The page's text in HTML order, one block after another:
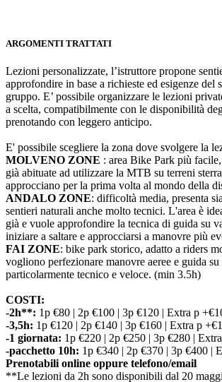
ARGOMENTI TRATTATI
Lezioni personalizzate, l’istruttore propone
approfondire in base a richieste ed esigenze del
gruppo. E’ possibile organizzare le lezioni
a scelta, compatibilmente con le disponibilità
prenotando con leggero anticipo.
E' possibile scegliere la zona dove svolgere la
MOLVENO ZONE : area Bike Park più
già abituate ad utilizzare la MTB su terreni
approcciano per la prima volta al mondo della
ANDALO ZONE: difficoltà media, presenta
sentieri naturali anche molto tecnici. L'area è
già e vuole approfondire la tecnica di guida su
iniziare a saltare e approcciarsi a manovre più
FAI ZONE: bike park storico, adatto a riders
vogliono perfezionare manovre aeree e guida su
particolarmente tecnico e veloce. (min 3.5h)
COSTI:
-2h**: 1p €80 | 2p €100 | 3p €120 | Extra p
-3,5h: 1p €120 | 2p €140 | 3p €160 | Extra p
-1 giornata: 1p €220 | 2p €250 | 3p €280 |
-pacchetto 10h: 1p €340 | 2p €370 | 3p €400 |
Prenotabili online oppure telefono/email
**Le lezioni da 2h sono disponibili dal 20